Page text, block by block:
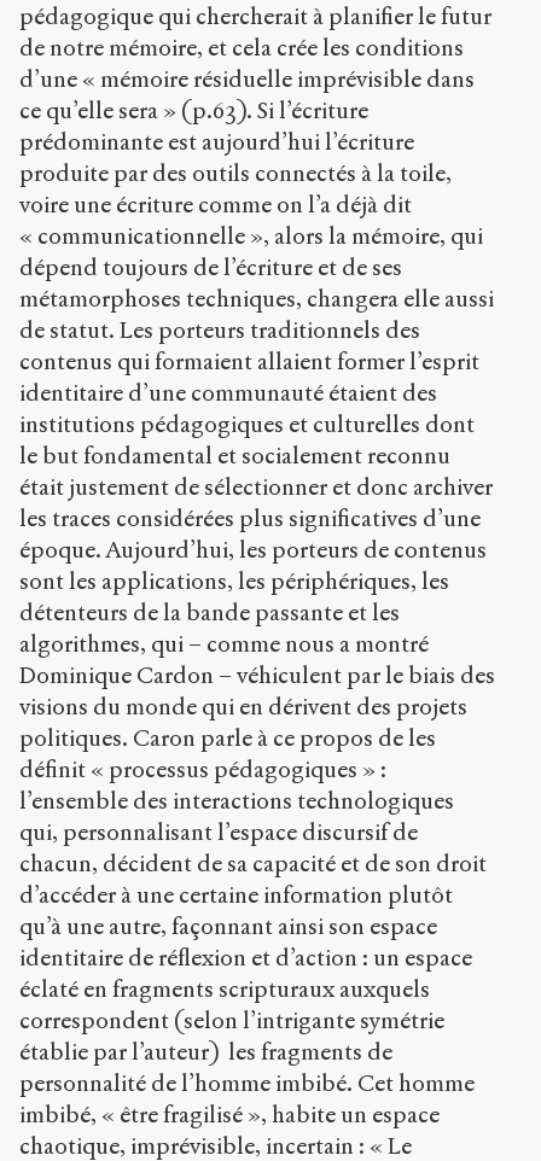
pédagogique qui chercherait à planifier le futur
de notre mémoire, et cela crée les conditions
d’une « mémoire résiduelle imprévisible dans
ce qu’elle sera » (p.63). Si l’écriture
prédominante est aujourd’hui l’écriture
produite par des outils connectés à la toile,
voire une écriture comme on l’a déjà dit
« communicationnelle », alors la mémoire, qui
dépend toujours de l’écriture et de ses
métamorphoses techniques, changera elle aussi
de statut. Les porteurs traditionnels des
contenus qui formaient allaient former l’esprit
identitaire d’une communauté étaient des
institutions pédagogiques et culturelles dont
le but fondamental et socialement reconnu
était justement de sélectionner et donc archiver
les traces considérées plus significatives d’une
époque. Aujourd’hui, les porteurs de contenus
sont les applications, les périphériques, les
détenteurs de la bande passante et les
algorithmes, qui – comme nous a montré
Dominique Cardon – véhiculent par le biais des
visions du monde qui en dérivent des projets
politiques. Caron parle à ce propos de les
définit « processus pédagogiques » :
l’ensemble des interactions technologiques
qui, personnalisant l’espace discursif de
chacun, décident de sa capacité et de son droit
d’accéder à une certaine information plutôt
qu’à une autre, façonnant ainsi son espace
identitaire de réflexion et d’action : un espace
éclaté en fragments scripturaux auxquels
correspondent (selon l’intrigante symétrie
établie par l’auteur) les fragments de
personnalité de l’homme imbibé. Cet homme
imbibé, « être fragilisé », habite un espace
chaotique, imprévisible, incertain : « Le